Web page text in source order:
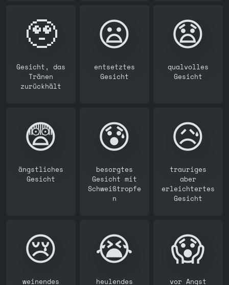
🥹
Gesicht, das
Tränen
zurückhält
😦
entsetztes
Gesicht
😧
qualvolles
Gesicht
😨
ängstliches
Gesicht
😰
besorgtes
Gesicht mit
Schweißtropfe
n
😥
trauriges
aber
erleichtertes
Gesicht
😢
weinendes
😭
heulendes
😱
vor Angst